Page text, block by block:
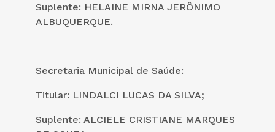
Suplente: HELAINE MIRNA JERÔNIMO
ALBUQUERQUE.
Secretaria Municipal de Saúde:
Titular: LINDALCI LUCAS DA SILVA;
Suplente: ALCIELE CRISTIANE MARQUES